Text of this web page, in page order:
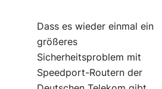
Dass es wieder einmal ein
größeres
Sicherheitsproblem mit
Speedport-Routern der